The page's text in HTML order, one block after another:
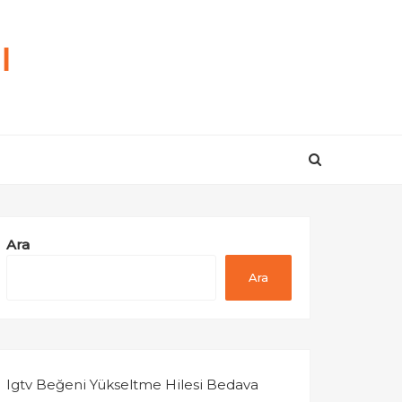
Ara
Ara
Igtv Beğeni Yükseltme Hilesi Bedava